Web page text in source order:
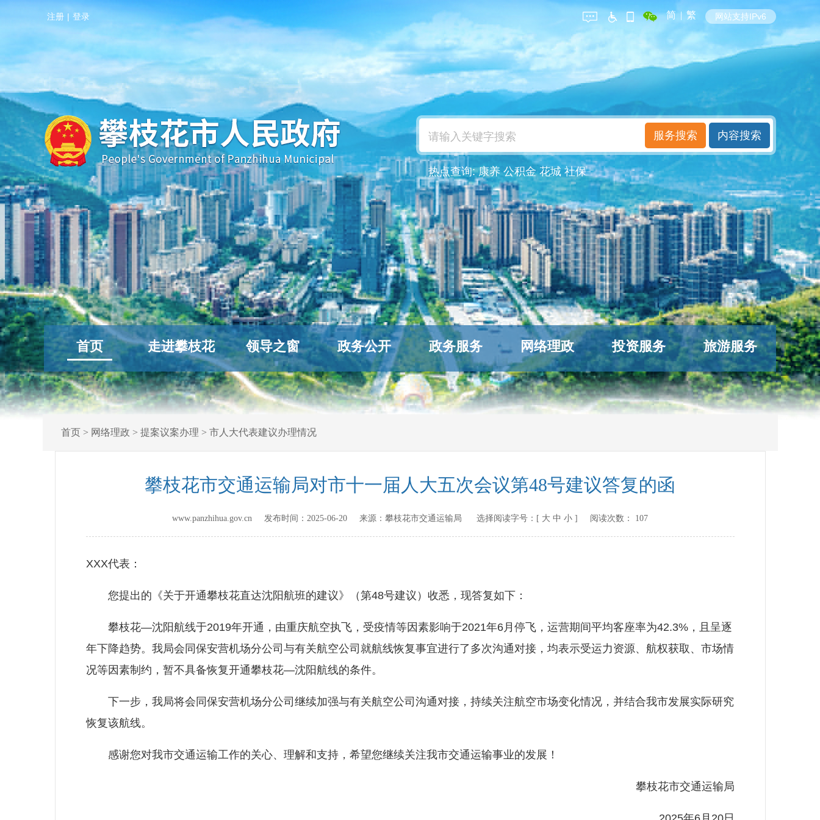
注册 | 登录 简 | 繁 网站支持IPv6
热点查询:康养 公积金 花城 社保
首页 走进攀枝花 领导之窗 政务公开 政务服务 网络理政 投资服务 旅游服务
首页> 网络理政 > 提案议案办理 > 市人大代表建议办理情况
攀枝花市交通运输局对市十一届人大五次会议第48号建议答复的函
www.panzhihua.gov.cn 发布时间： 2025-06-20 来源： 攀枝花市交通运输局 选择阅读字号：[ 大 中 小 ] 阅读次数： 107
XXX代表：
您提出的《关于开通攀枝花直达沈阳航班的建议》（第48号建议）收悉，现答复如下：
攀枝花—沈阳航线于2019年开通，由重庆航空执飞，受疫情等因素影响于2021年6月停飞，运营期间平均客座率为42.3%，且呈逐
年下降趋势。我局会同保安营机场分公司与有关航空公司就航线恢复事宜进行了多次沟通对接，均表示受运力资源、航权获取、市场情
况等因素制约，暂不具备恢复开通攀枝花—沈阳航线的条件。
下一步，我局将会同保安营机场分公司继续加强与有关航空公司沟通对接，持续关注航空市场变化情况，并结合我市发展实际研究
恢复该航线。
感谢您对我市交通运输工作的关心、理解和支持，希望您继续关注我市交通运输事业的发展！
攀枝花市交通运输局